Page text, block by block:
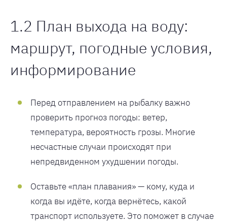
1.2 План выхода на воду:
маршрут, погодные условия,
информирование
Перед отправлением на рыбалку важно
проверить прогноз погоды: ветер,
температура, вероятность грозы. Многие
несчастные случаи происходят при
непредвиденном ухудшении погоды.
Оставьте «план плавания» — кому, куда и
когда вы идёте, когда вернётесь, какой
транспорт используете. Это поможет в случае